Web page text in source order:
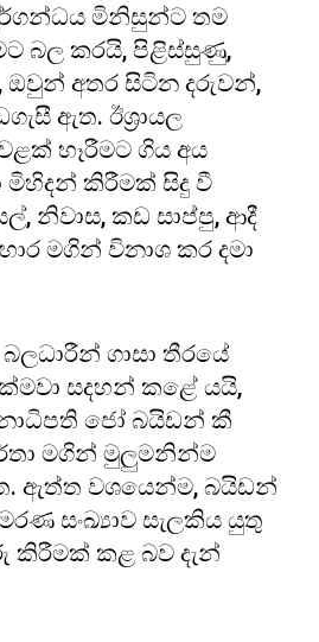
මිනිසුන්ට තම
බල කරයි, පිළිස්සුණු,
අතර සිටින දරුවන්,
ඇත. ඊශ්‍රායල
හෑරීමට ගිය අය
කිරීමක් සිදු වී
නිවාස, කඩ සාප්පු, ආදී
මගින් විනාශ කර දමා
ගාසා තීරයේ
සදහන් කළේ යයි,
ජෝ බයිඩන් කී
මගින් මුලුමනින්ම
ඇත්ත වශයෙන්ම, බයිඩන්
සංඛ්‍යාව සැලකිය යුතු
කිරීමක් කළ බව දැන්